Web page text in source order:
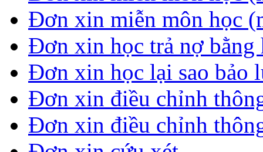
Đơn xin miễn môn học
Đơn xin học trả nợ
Đơn xin học lại sao bảo
Đơn xin điều chỉnh
Đơn xin điều chỉnh